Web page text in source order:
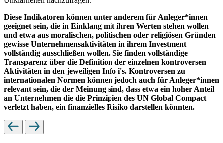
Diese Indikatoren können unter anderem für Anleger*innen
geeignet sein, die in Einklang mit ihren Werten stehen wollen
und etwa aus moralischen, politischen oder religiösen Gründen
gewisse Unternehmensaktivitäten in ihrem Investment
vollständig ausschließen wollen. Sie finden vollständige
Transparenz über die Definition der einzelnen kontroversen
Aktivitäten in den jeweiligen Info i's. Kontroversen zu
internationalen Normen können jedoch auch für Anleger*innen
relevant sein, die der Meinung sind, dass etwa ein hoher Anteil
an Unternehmen die die Prinzipien des UN Global Compact
verletzt haben, ein finanzielles Risiko darstellen könnten.